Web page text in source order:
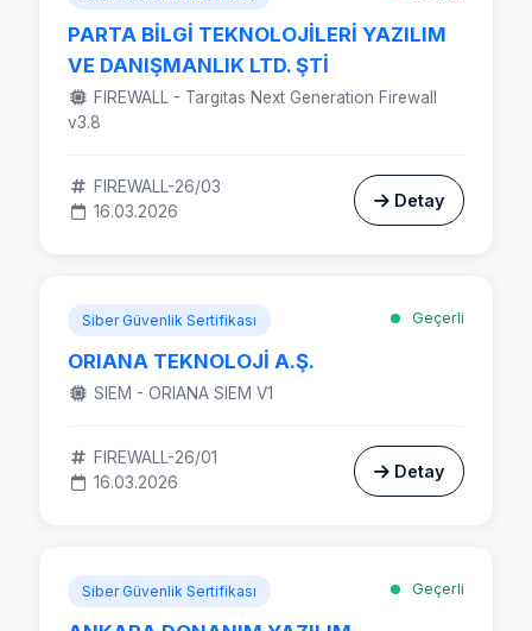
PARTA BİLGİ TEKNOLOJİLERİ YAZILIM
VE DANIŞMANLIK LTD. ŞTİ
FIREWALL - Targitas Next Generation Firewall
v3.8
FIREWALL-26/03
16.03.2026
Detay
Siber Güvenlik Sertifikası Geçerli
ORIANA TEKNOLOJİ A.Ş.
SIEM - ORIANA SIEM V1
FIREWALL-26/01
16.03.2026
Detay
Siber Güvenlik Sertifikası Geçerli